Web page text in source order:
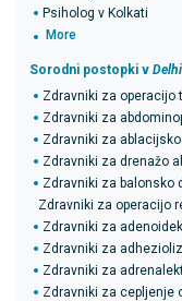
Psiholog v Kolkati
More
Sorodni postopki v Delhi
Zdravniki za operacijo
Zdravniki za
Zdravniki za
Zdravniki za drenažo
Zdravniki za balonsko
Zdravniki za operacijo
Zdravniki za
Zdravniki za
Zdravniki za
Zdravniki za cepljenje